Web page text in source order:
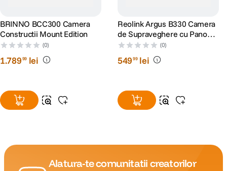
BRINNO BCC300 Camera
Constructii Mount Edition
(0)
1.78999 lei
Reolink Argus B330 Camera
de Supraveghere cu Panou
Solar 4 MP si Inteligenta
Artificiala
(0)
54999 lei
Alatura-te comunitatii creatorilor